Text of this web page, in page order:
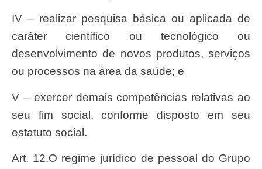
IV – realizar pesquisa básica ou aplicada de
caráter científico ou tecnológico ou
desenvolvimento de novos produtos, serviços
ou processos na área da saúde; e
V – exercer demais competências relativas ao
seu fim social, conforme disposto em seu
estatuto social.
Art. 12.O regime jurídico de pessoal do Grupo